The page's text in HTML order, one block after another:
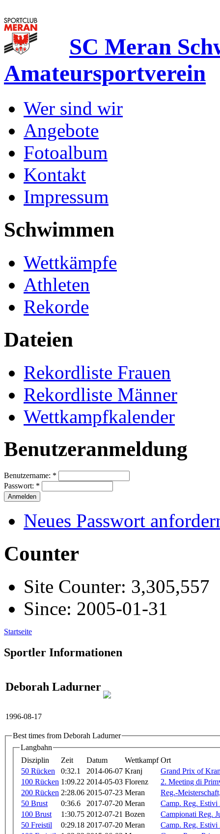
SC Meran
Amateursportverein
Wer sind wir
Angebote
Fotoalbum
Kontakt
Impressum
Schwimmen
Wettkämpfe
Athleten
Rekorde
Dateien
Rekordliste Frauen
Rekordliste Männer
Wettkampfkalender
Benutzeranmeldung
Benutzername: *
Passwort: *
Neues Passwort
Counter
Site Counter: 3,305,557
Since: 2005-01-31
Startseite
Sportler Informationen
Deborah Ladurner
1996-08-17
Best times from Deborah Ladurner
Langbahn
Disziplin
Zeit Datum Wettkampf Ort
50 Rücken
0:32.1 2014-06-07 Kranj
Grand Prix of
100 Rücken 1:09.22 2014-05-03 Florenz
2. Meeting di
200 Rücken 2:28.06 2015-07-23 Meran
Reg.-
50 Brust
0:36.6 2017-07-20 Meran
Camp. Reg. Estivi
100 Brust
1:30.75 2012-07-21 Bozen
Campionati Reg.
50 Freistil
0:29.18 2017-07-20 Meran
Camp. Reg. Estivi